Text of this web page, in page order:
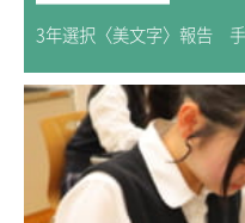
3年選択〈美文字〉報告